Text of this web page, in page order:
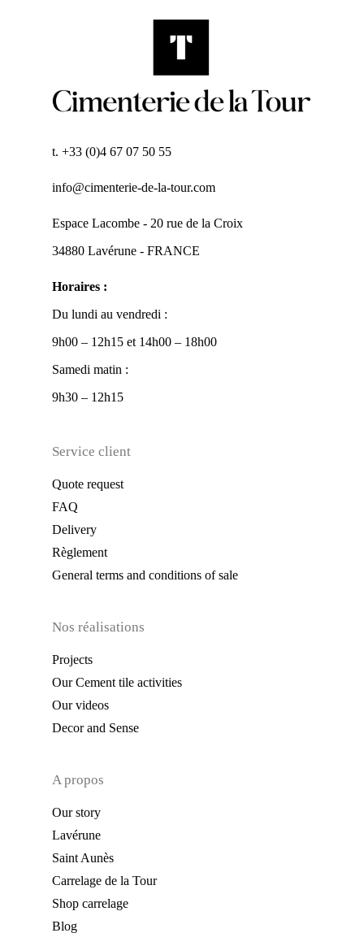
t. +33 (0)4 67 07 50 55
info@cimenterie-de-la-tour.com
Espace Lacombe - 20 rue de la Croix
34880 Lavérune - FRANCE
Horaires :
Du lundi au vendredi :
9h00 – 12h15 et 14h00 – 18h00
Samedi matin :
9h30 – 12h15
Service client
Quote request
FAQ
Delivery
Règlement
General terms and conditions of sale
Nos réalisations
Projects
Our Cement tile activities
Our videos
Decor and Sense
A propos
Our story
Lavérune
Saint Aunès
Carrelage de la Tour
Shop carrelage
Blog